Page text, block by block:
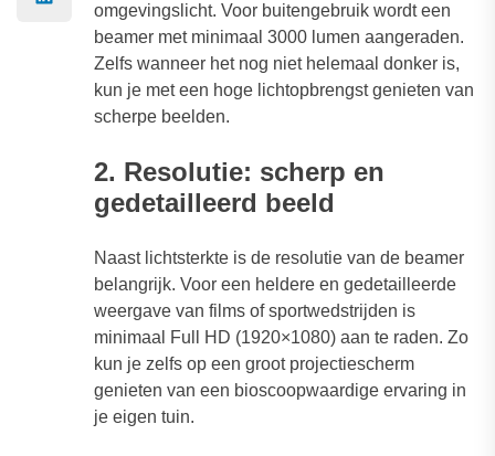
omgevingslicht. Voor buitengebruik wordt een
beamer met minimaal 3000 lumen aangeraden.
Zelfs wanneer het nog niet helemaal donker is,
kun je met een hoge lichtopbrengst genieten van
scherpe beelden.
2. Resolutie: scherp en
gedetailleerd beeld
Naast lichtsterkte is de resolutie van de beamer
belangrijk. Voor een heldere en gedetailleerde
weergave van films of sportwedstrijden is
minimaal Full HD (1920×1080) aan te raden. Zo
kun je zelfs op een groot projectiescherm
genieten van een bioscoopwaardige ervaring in
je eigen tuin.